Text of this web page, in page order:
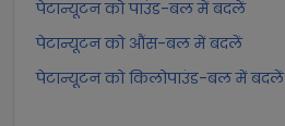
पेटान्यूटन को पाउंड-बल में बदलें
पेटान्यूटन को औंस-बल में बदलें
पेटान्यूटन को किलोपाउंड-बल में बदलें